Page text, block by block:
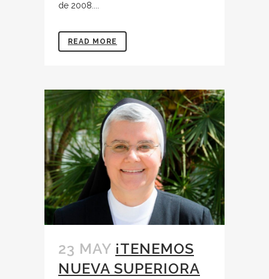
de 2008....
READ MORE
23 MAY ¡TENEMOS
NUEVA SUPERIORA